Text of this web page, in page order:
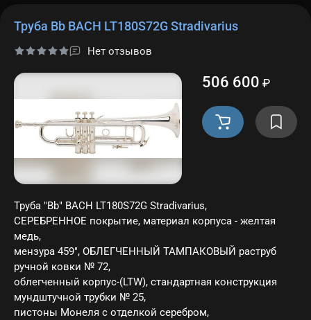
Труба Bb BACH LT180S72G Stradivarius
Нет отзывов
506 600 ₽
Труба "Bb" BACH LT180S72G Stradivarius,
СЕРЕБРЕННОЕ покрытие, материал корпуса - желтая
медь,
мензура 459", ОБЛЕГЧЕННЫЙ ТАМПАКОВЫЙ раструб
ручной ковки № 72,
облегченный корпус-(LTW), стандартная конструкция
мундштучной трубки № 25,
пистоны Монеля с отделкой серебром,